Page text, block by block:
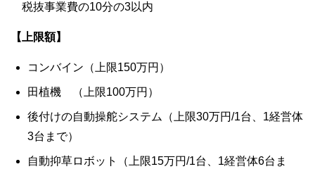
税抜事業費の10分の3以内
【上限額】
コンバイン（上限150万円）
田植機 （上限100万円）
後付けの自動操舵システム（上限30万円/1台、1経営体
3台まで）
自動抑草ロボット（上限15万円/1台、1経営体6台ま